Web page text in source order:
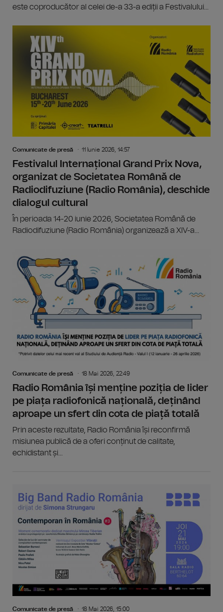
este coproducător al celei de-a 33-a ediții a Festivalului...
Comunicate de presă 11 Iunie 2026, 14:57
Festivalul Internațional Grand Prix Nova,
organizat de Societatea Română de
Radiodifuziune (Radio România), deschide
dialogul cultural
În perioada 14-20 iunie 2026, Societatea Română de
Radiodifuziune (Radio România) organizează a XIV-a...
Comunicate de presă 18 Mai 2026, 22:49
Radio România își menține poziția de lider
pe piața radiofonică națională, deținând
aproape un sfert din cota de piață totală
Prin aceste rezultate, Radio România își reconfirmă
misiunea publică de a oferi conținut de calitate,
echidistant și...
Comunicate de presă 18 Mai 2026, 15:00